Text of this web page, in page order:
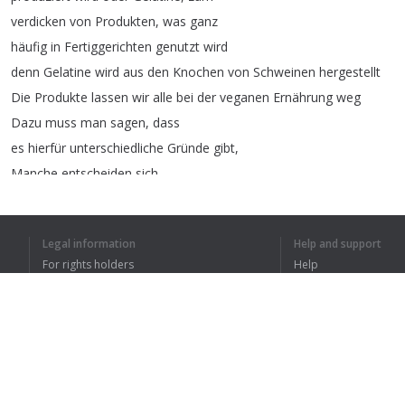
verdicken von Produkten, was ganz
häufig in Fertiggerichten genutzt wird
denn Gelatine wird aus den Knochen von Schweinen hergestellt
Die Produkte lassen wir alle bei der veganen Ernährung weg
Dazu muss man sagen, dass
es hierfür unterschiedliche Gründe gibt,
Manche entscheiden sich
manche auch aus Gründen
Umweltschutzes,
Legal information
For rights holders
Help and support
Help